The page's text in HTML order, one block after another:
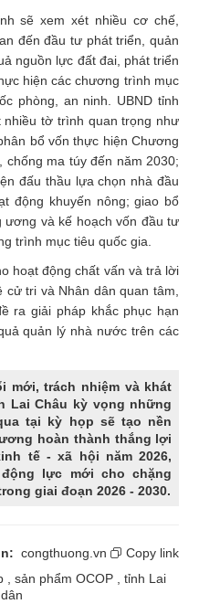
sẽ xem xét nhiều cơ chế,
đến đầu tư phát triển, quản
nguồn lực đất đai, phát triển
hiện các chương trình mục
phòng, an ninh. UBND tỉnh
tờ trình quan trọng như
bổ vốn thực hiện Chương
ma túy đến năm 2030;
đấu thầu lựa chọn nhà đầu
động khuyến nông; giao bổ
và kế hoạch vốn đầu tư
trình mục tiêu quốc gia.
hoạt động chất vấn và trả lời
tri và Nhân dân quan tâm,
ra giải pháp khắc phục hạn
quản lý nhà nước trên các
mới, trách nhiệm và khát
Lai Châu kỳ vọng những
tại kỳ họp sẽ tạo nền
hoàn thành thắng lợi
tế - xã hội năm 2026,
lực mới cho chặng
giai đoạn 2026 - 2030.
congthuong.vn
Copy link
sản phẩm OCOP
tỉnh Lai